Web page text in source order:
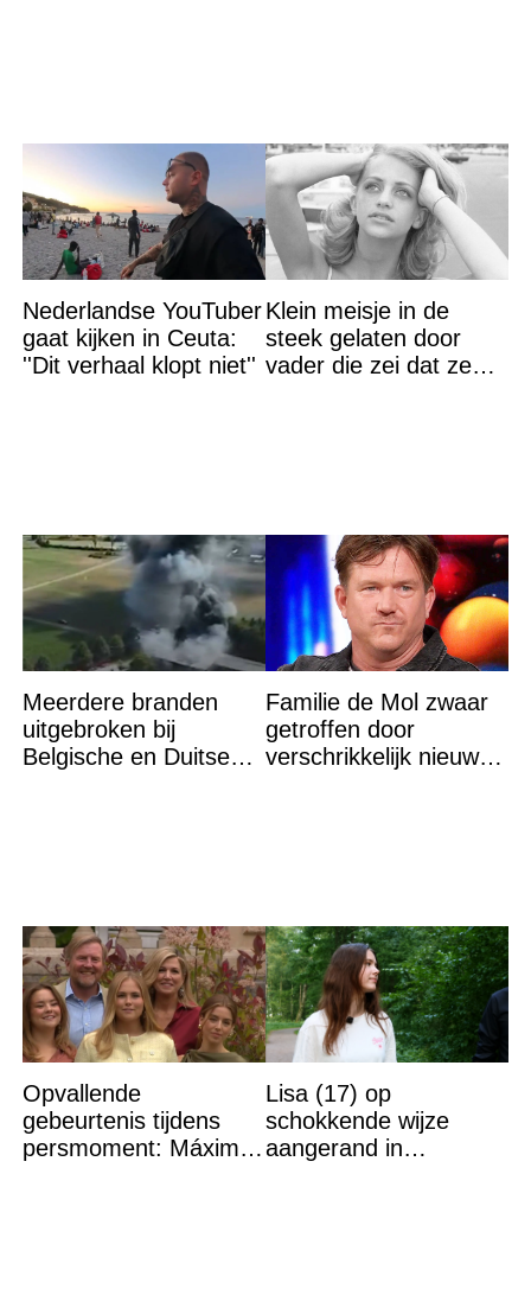
Nederlandse YouTuber
gaat kijken in Ceuta:
''Dit verhaal klopt niet''
Klein meisje in de
steek gelaten door
vader die zei dat ze
Meerdere branden
uitgebroken bij
Belgische en Duitse
Familie de Mol zwaar
getroffen door
verschrikkelijk nieuws:
Opvallende
gebeurtenis tijdens
persmoment: Máxima
Lisa (17) op
schokkende wijze
aangerand in